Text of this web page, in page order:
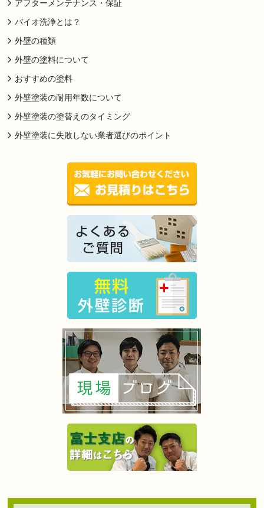
アフターメンテナンス・保証
バイオ洗浄とは？
外壁の種類
外壁の塗料について
おすすめの塗料
外壁塗装の耐用年数について
外壁塗装の塗替えのタイミング
外壁塗装に失敗しない業者選びのポイント